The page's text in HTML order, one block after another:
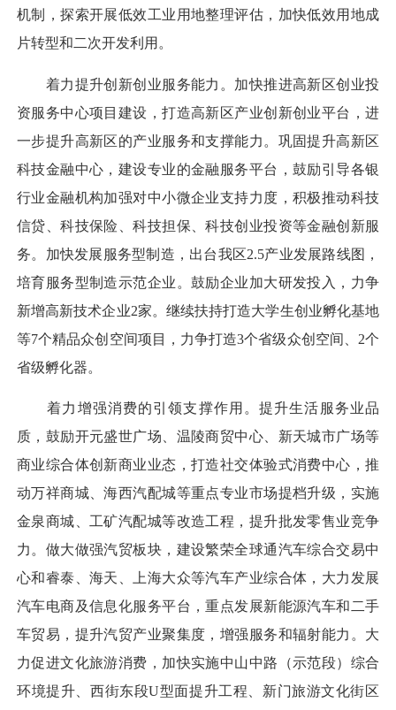
机制，探索开展低效工业用地整理评估，加快低效用地成
片转型和二次开发利用。
着力提升创新创业服务能力。加快推进高新区创业投
资服务中心项目建设，打造高新区产业创新创业平台，进
一步提升高新区的产业服务和支撑能力。巩固提升高新区
科技金融中心，建设专业的金融服务平台，鼓励引导各银
行业金融机构加强对中小微企业支持力度，积极推动科技
信贷、科技保险、科技担保、科技创业投资等金融创新服
务。加快发展服务型制造，出台我区2.5产业发展路线图，
培育服务型制造示范企业。鼓励企业加大研发投入，力争
新增高新技术企业2家。继续扶持打造大学生创业孵化基地
等7个精品众创空间项目，力争打造3个省级众创空间、2个
省级孵化器。
着力增强消费的引领支撑作用。提升生活服务业品
质，鼓励开元盛世广场、温陵商贸中心、新天城市广场等
商业综合体创新商业业态，打造社交体验式消费中心，推
动万祥商城、海西汽配城等重点专业市场提档升级，实施
金泉商城、工矿汽配城等改造工程，提升批发零售业竞争
力。做大做强汽贸板块，建设繁荣全球通汽车综合交易中
心和睿泰、海天、上海大众等汽车产业综合体，大力发展
汽车电商及信息化服务平台，重点发展新能源汽车和二手
车贸易，提升汽贸产业聚集度，增强服务和辐射能力。大
力促进文化旅游消费，加快实施中山中路（示范段）综合
环境提升、西街东段U型面提升工程、新门旅游文化街区